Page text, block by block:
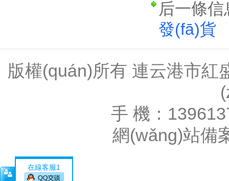
后一條信
發(fā)貨
版權(quán)所有 連云港市紅
手 機：
網(wǎng)站備
在線客服1